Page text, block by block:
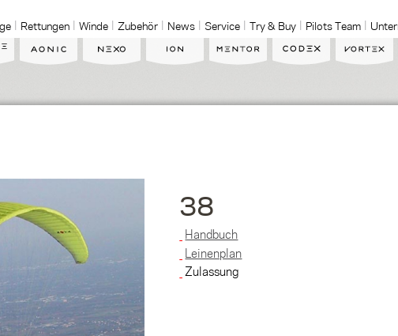
Rettungen Winde Zubehör News Service Try & Buy Pilots Team
38
Handbuch
Leinenplan
Zulassung